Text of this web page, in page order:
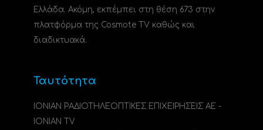
Ελλάδα. Ακόμη, εκπέμπει στη θέση 673 στην
πλατφόρμα της Cosmote TV καθώς και
διαδικτυακά.
Ταυτότητα
ΙΟΝΙΑΝ ΡΑΔΙΟΤΗΛΕΟΠΤΙΚΕΣ ΕΠΙΧΕΙΡΗΣΕΙΣ ΑΕ -
IONIAN TV